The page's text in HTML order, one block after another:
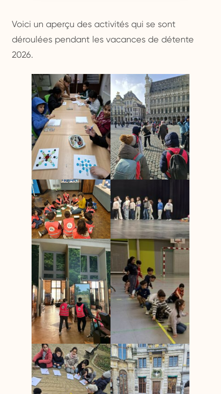
Voici un aperçu des activités qui se sont
déroulées pendant les vacances de détente
2026.